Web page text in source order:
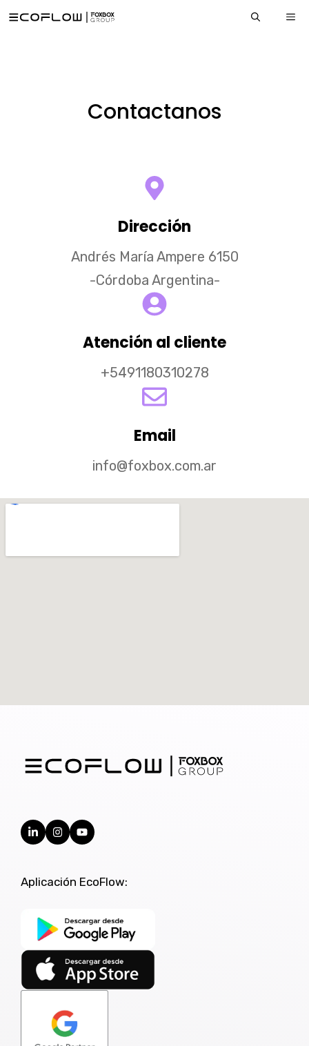
Contactanos
Dirección
Andrés María Ampere 6150
-Córdoba Argentina-
Atención al cliente
+5491180310278
Email
info@foxbox.com.ar
Aplicación EcoFlow: